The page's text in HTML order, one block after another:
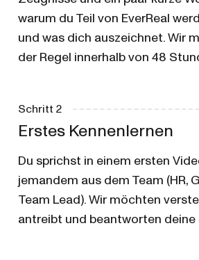
warum du Teil von EverReal
und was dich auszeichnet. Wir
der Regel innerhalb von 48
Schritt 2
Erstes Kennenlernen
Du sprichst in einem ersten
jemandem aus dem Team (HR,
Team Lead). Wir möchten
antreibt und beantworten deine